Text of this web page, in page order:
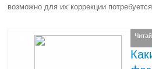
возможно для их коррекции